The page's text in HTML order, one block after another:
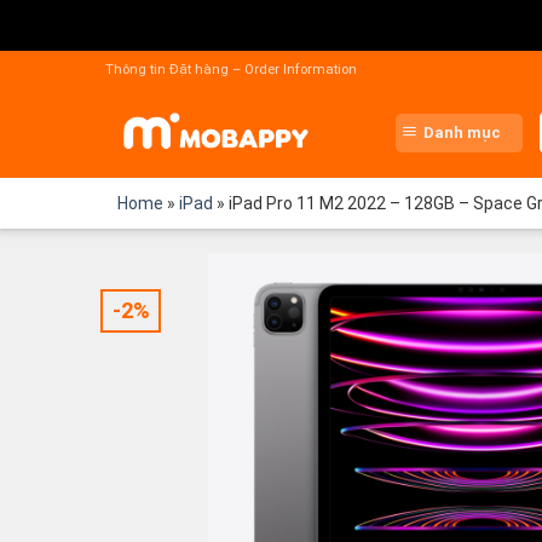
Thông tin Đặt hàng – Order Information
Danh mục
Home » iPad » iPad Pro 11 M2 2022 – 128GB – Space
-2%